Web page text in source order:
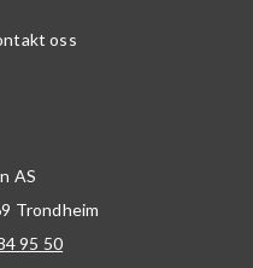
oss
AS
Trondheim
95 50